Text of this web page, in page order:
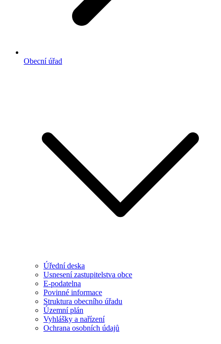
Obecní úřad
Úřední deska
Usnesení zastupitelstva obce
E-podatelna
Povinné informace
Struktura obecního úřadu
Územní plán
Vyhlášky a nařízení
Ochrana osobních údajů